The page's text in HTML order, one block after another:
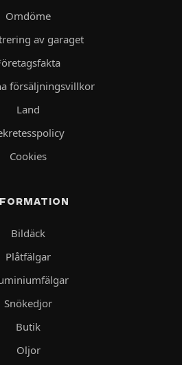
Omdöme
av garaget
försäljningsvillkor
Land
Cookies
Bildäck
Plåtfälgar
Snökedjor
Butik
Oljor